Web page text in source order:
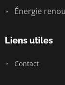
Énergie
Liens utiles
Contact